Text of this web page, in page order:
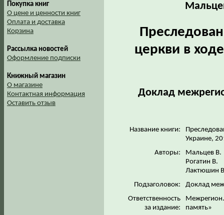
Покупка книг
О цене и ценности книг
Оплата и доставка
Корзина
Рассылка новостей
Оформление подписки
Книжный магазин
О магазине
Контактная информация
Оставить отзыв
церкви в
Доклад
Название книги:
Украине,
Авторы:
Мальцев В.
Рогатин В.
Лактюшин
Подзаголовок:
Доклад
Ответственность
за издание:
память»